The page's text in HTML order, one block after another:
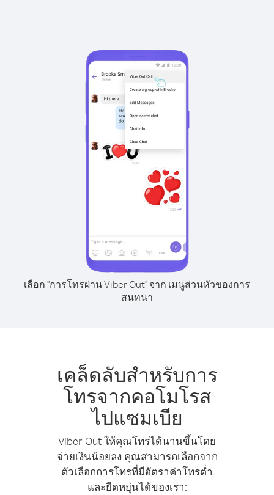
เลือก "การโทรผ่าน Viber Out" จาก เมนูส่วนหัวของการ
สนทนา
เคล็ดลับสำหรับการ
โทรจากคอโมโรส
ไปแซมเบีย
Viber Out ให้คุณโทรได้นานขึ้นโดย
จ่ายเงินน้อยลง คุณสามารถเลือกจาก
ตัวเลือกการโทรที่มีอัตราค่าโทรต่ำ
และยืดหยุ่นได้ของเรา: